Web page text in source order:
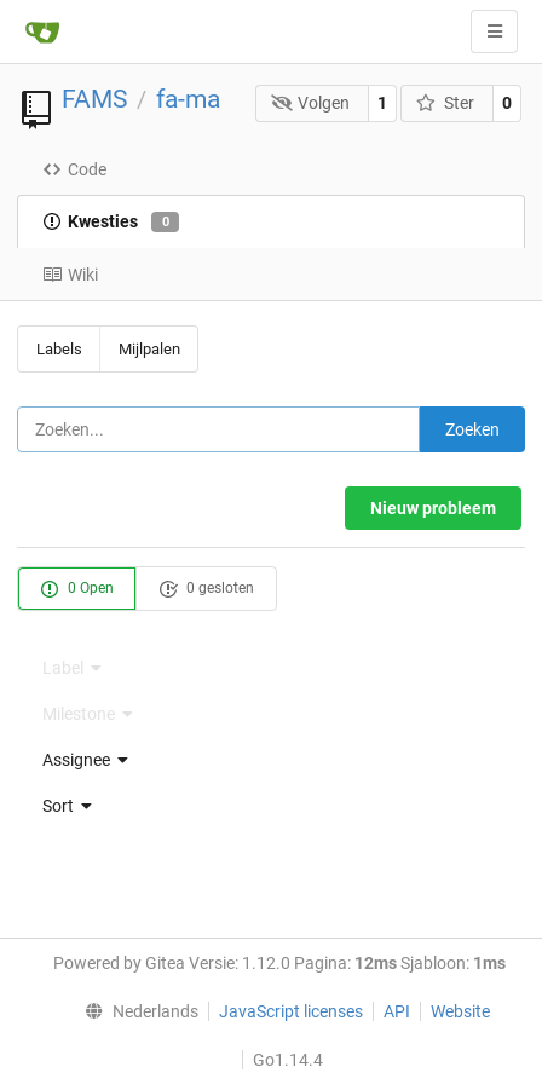
FAMS / fa-ma Volgen 1 Ster 0
Code
Kwesties 0
Wiki
Labels Mijlpalen
Zoeken
Nieuw probleem
0 Open 0 gesloten
Label
Milestone
Assignee
Sort
Powered by Gitea Versie: 1.12.0 Pagina: 12msSjabloon: 1ms
Nederlands JavaScript licenses API Website
Go1.14.4